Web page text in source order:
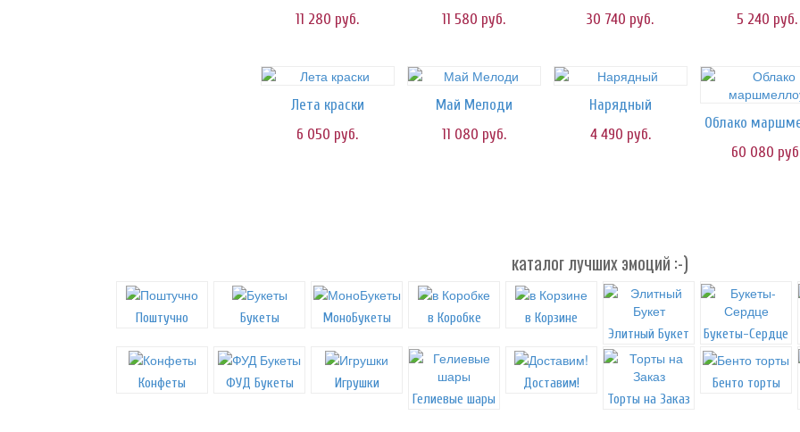
11 280 руб.
11 580 руб.
30 740 руб.
5 240 руб.
Лета краски
6 050 руб.
Май Мелоди
11 080 руб.
Нарядный
4 490 руб.
60 080
каталог лучших эмоций :-)
Поштучно Букеты МоноБукеты в Коробке
в Корзине
Элитный Букет
Букеты-Сердце
Конфеты ФУД Букеты
Игрушки
Гелиевые шары
Доставим!
Торты на Заказ
Бенто торты